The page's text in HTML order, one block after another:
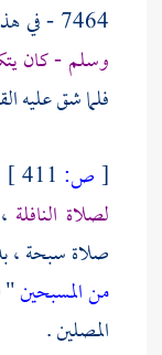
7464 - في هذا الحديث أن
وسلم - كان
فلما شق عليه
[ص:
لصلاة النافلة
صلاة سبحة ،
من المسبحين
المصلين .